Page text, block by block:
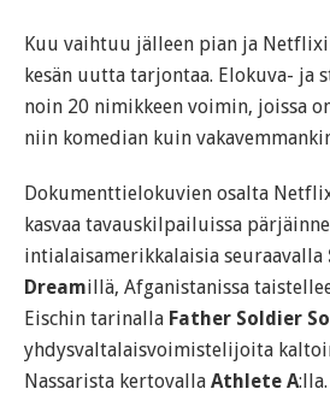
Kuu vaihtuu jälleen pian ja
kesän uutta tarjontaa. Elokuva- ja
noin 20 nimikkeen voimin, joissa
niin komedian kuin
Dokumenttielokuvien osalta
kasvaa tavauskilpailuissa
intialaisamerikkalaisia seuraavalla
Dreamillä, Afganistanissa
Eischin tarinalla Father Soldier
yhdysvaltalaisvoimistelijoita
Nassarista kertovalla Athlete A:lla.